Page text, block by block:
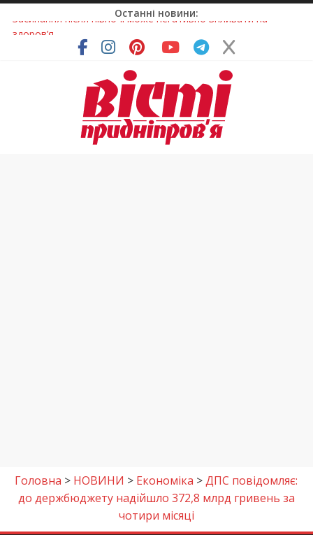
Останні новини:
У Тернівці працюють над посиленням водної безпеки
На Дніпропетровщині різко зросла кількість пожеж в
У Самарі провели незвичайний майстер-клас
Світлові рішення майстрів із Дніпра визнали найкращими в
Засинання після півночі може негативно впливати на
Головна > НОВИНИ > Економіка >ДПС повідомляє:
до держбюджету надійшло 372,8 млрд гривень за
чотири місяці